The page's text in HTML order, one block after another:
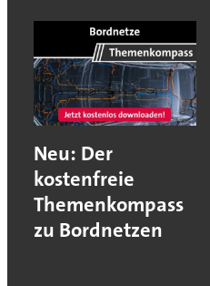
Neu: Der
kostenfreie
Themenkompass
zu Bordnetzen